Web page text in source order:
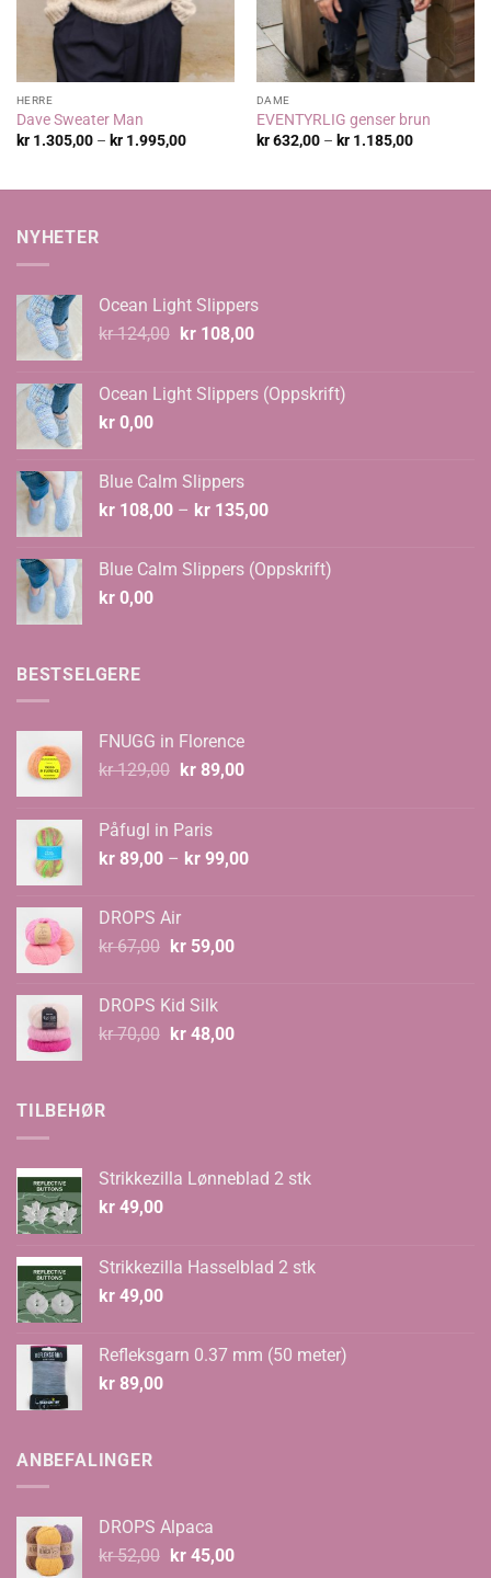
HERRE
Dave Sweater Man
kr1.305,00 – kr1.995,00Prisområde:
DAME
EVENTYRLIG genser brun
kr632,00 – kr1.185,00
NYHETER
Ocean Light Slippers
kr124,00 Opprinnelig
kr 124,00.
kr108,00Nåværende
kr 108,00.
Ocean Light Slippers (Oppskrift)
kr 0,00
Blue Calm Slippers
kr 108,00 – kr 135,00Prisområde:
kr 135,00
Blue Calm Slippers (Oppskrift)
kr 0,00
BESTSELGERE
FNUGG in Florence
kr129,00 Opprinnelig
kr 129,00.
kr89,00Nåværende
Påfugl in Paris
kr 89,00 – kr 99,00Prisområde:
DROPS Air
kr67,00 Opprinnelig
kr 67,00.
kr59,00Nåværende
DROPS Kid Silk
kr70,00 Opprinnelig
kr48,00Nåværende
TILBEHØR
Strikkezilla Lønneblad 2 stk
kr 49,00
Strikkezilla Hasselblad 2 stk
kr 49,00
Refleksgarn 0.37 mm (50 meter)
kr 89,00
ANBEFALINGER
DROPS Alpaca
kr52,00 Opprinnelig
kr45,00Nåværende